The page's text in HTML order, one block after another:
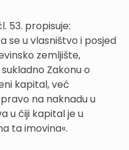
53. propisuje:
se u vlasništvo i posjed
zemljište,
Zakonu o
kapital, već
na naknadu u
u čiji kapital je u
ta imovina«.